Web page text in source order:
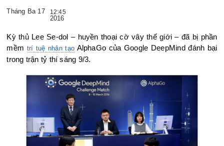
Tháng Ba 17 12:45
2016
Kỳ thủ Lee Se-dol – huyền thoại cờ vây thế giới – đã bị phần
mềm trí tuệ nhân tạoAlphaGo của Google DeepMind đánh bại
trong trận tỷ thí sáng 9/3.